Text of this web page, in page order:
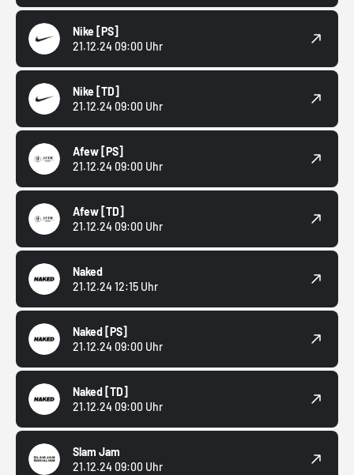
Nike [PS]
21.12.24 09:00 Uhr
Nike [TD]
21.12.24 09:00 Uhr
Afew [PS]
21.12.24 09:00 Uhr
Afew [TD]
21.12.24 09:00 Uhr
Naked
21.12.24 12:15 Uhr
Naked [PS]
21.12.24 09:00 Uhr
Naked [TD]
21.12.24 09:00 Uhr
Slam Jam
21.12.24 09:00 Uhr